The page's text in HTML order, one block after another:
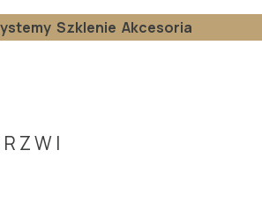
biały RAL 9003, szkło laminowane
Szklenie Akcesoria